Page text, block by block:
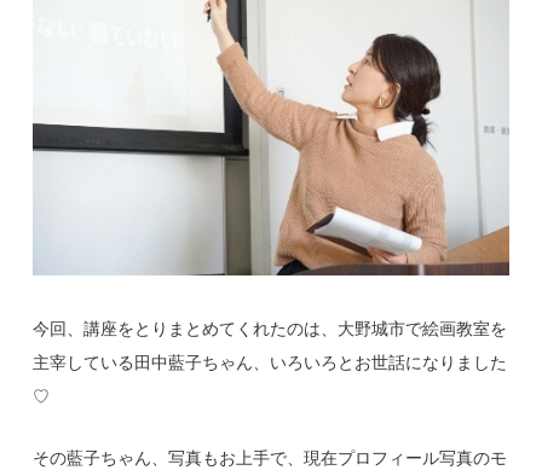
今回、講座をとりまとめてくれたのは、大野城市で絵画教室を
主宰している田中藍子ちゃん、いろいろとお世話になりました
♡
その藍子ちゃん、写真もお上手で、現在プロフィール写真のモ